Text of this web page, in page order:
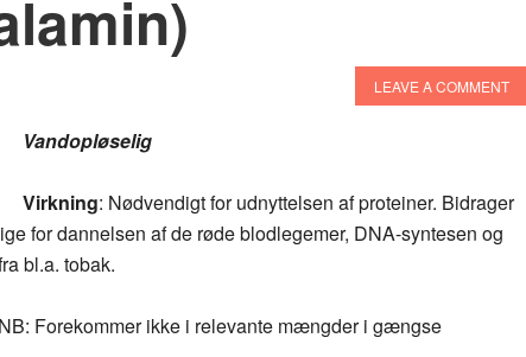
LEAVE A COMMENT
Vandopløselig
Virkning: Nødvendigt for udnyttelsen af proteiner. Bidrager
for dannelsen af de røde blodlegemer, DNA-syntesen og
bl.a. tobak.
Forekommer ikke i relevante mængder i gængse